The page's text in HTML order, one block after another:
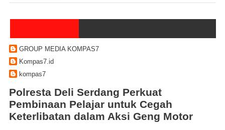
GROUP MEDIA KOMPAS7
Kompas7.id
kompas7
Polresta Deli Serdang Perkuat
Pembinaan Pelajar untuk Cegah
Keterlibatan dalam Aksi Geng Motor